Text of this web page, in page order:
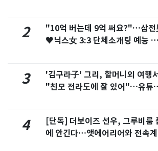
2
"10억 버는데 9억 써요?"…삼전
♥닉스女 3:3 단체소개팅 예능 화
3
'김구라子' 그리, 할머니외 여행
"친모 전라도에 잘 있어"…유튜
4
[단독] 더보이즈 선우, 그루비룸
에 안긴다…앳에어리어와 전속